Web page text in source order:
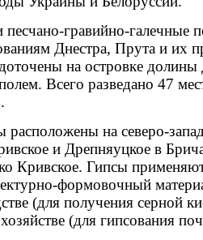
песчано-гравийно-галечные
Днестра, Прута и их
на островке
Всего разведано 47
на северо-
и Дрепняуцкое в
Кривское. Гипсы
формовочный
(для получения серной
(для гипсования